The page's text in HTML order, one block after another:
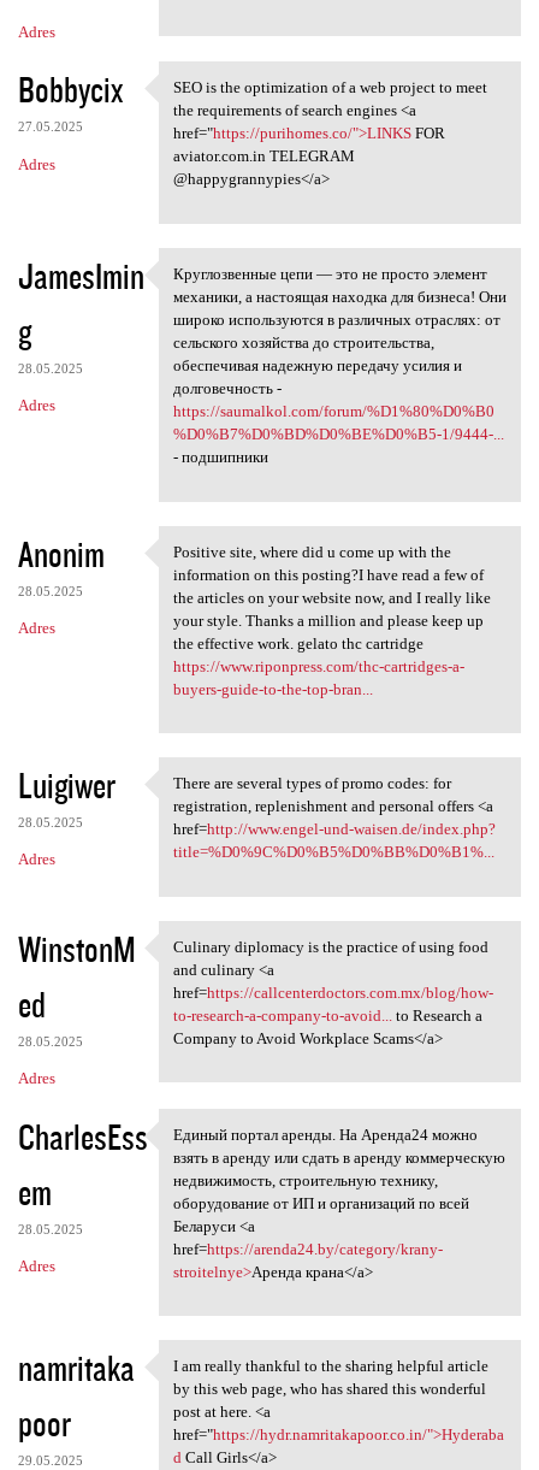
Adres
Bobbycix
27.05.2025
Adres
SEO is the optimization of a
SEO is the optimization of a web project to meet
the requirements of search engines <a
href="https://purihomes.co/">LINKSFOR
aviator.com.in TELEGRAM
@happygrannypies</a>
JamesImin
g
28.05.2025
Adres
Круглозвенные цепи — это не
Круглозвенные цепи — это не просто элемент
механики, а настоящая находка для бизнеса! Они
широко используются в различных отраслях: от
сельского хозяйства до строительства,
обеспечивая надежную передачу усилия и
долговечность -
https://saumalkol.com/forum/%D1%80%D0%B0
%D0%B7%D0%BD%D0%BE%D0%B5-1/9444-...
- подшипники
Anonim
28.05.2025
Adres
Positive site, where did u
Positive site, where did u come up with the
information on this posting?I have read a few of
the articles on your website now, and I really like
your style. Thanks a million and please keep up
the effective work. gelato thc cartridge
https://www.riponpress.com/thc-cartridges-a-
buyers-guide-to-the-top-bran...
Luigiwer
28.05.2025
Adres
There are several types of
There are several types of promo codes: for
registration, replenishment and personal offers <a
href=http://www.engel-und-waisen.de/index.php?
title=%D0%9C%D0%B5%D0%BB%D0%B1%...
WinstonM
ed
28.05.2025
Adres
Culinary diplomacy is the
Culinary diplomacy is the practice of using food
and culinary <a
href=https://callcenterdoctors.com.mx/blog/how-
to-research-a-company-to-avoid...
to Research a
Company to Avoid Workplace Scams</a>
CharlesEss
em
28.05.2025
Adres
Единый портал аренды. На
Единый портал аренды. На Аренда24 можно
взять в аренду или сдать в аренду коммерческую
недвижимость, строительную технику,
оборудование от ИП и организаций по всей
Беларуси <a
href=https://arenda24.by/category/krany-
stroitelnye>Аренда крана</a>
namritaka
poor
29.05.2025
I am really thankful to the
I am really thankful to the sharing helpful article
by this web page, who has shared this wonderful
post at here. <a
href="https://hydr.namritakapoor.co.in/">Hyderaba
dCall Girls</a>